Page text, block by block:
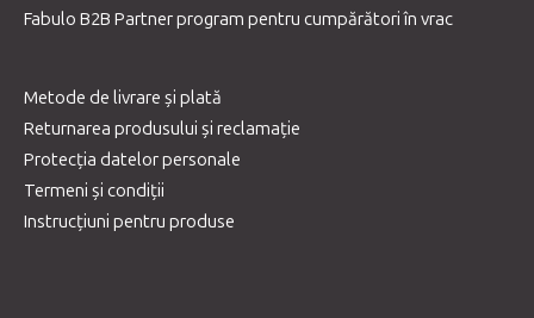
Fabulo B2B Partner program pentru cumpărători în vrac
Metode de livrare și plată
Returnarea produsului și reclamație
Protecția datelor personale
Termeni și condiții
Instrucțiuni pentru produse